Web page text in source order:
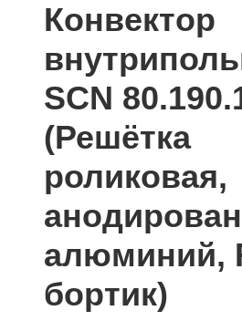
Конвектор
SCN
(Решётка
роликовая,
алюминий,
бортик)